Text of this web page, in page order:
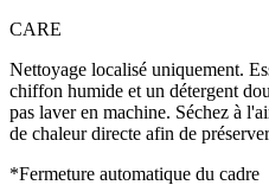
CARE
Nettoyage localisé uniquement.
chiffon humide et un détergent
pas laver en machine. Séchez à
de chaleur directe afin de
*Fermeture automatique du cadre